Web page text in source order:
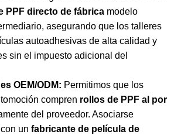
PPF directo de fábrica modelo
asegurando que los talleres
autoadhesivas de alta calidad y
sin el impuesto adicional del
OEM/ODM: Permitimos que los
compren rollos de PPF al por
del proveedor. Asociarse
un fabricante de película de